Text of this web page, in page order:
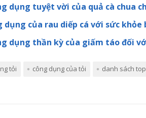
dụng tuyệt vời của quả cà chua
dụng của rau diếp cá với sức khỏe
dụng thần kỳ của giấm táo đối
tỏi công dụng của tỏi danh sách